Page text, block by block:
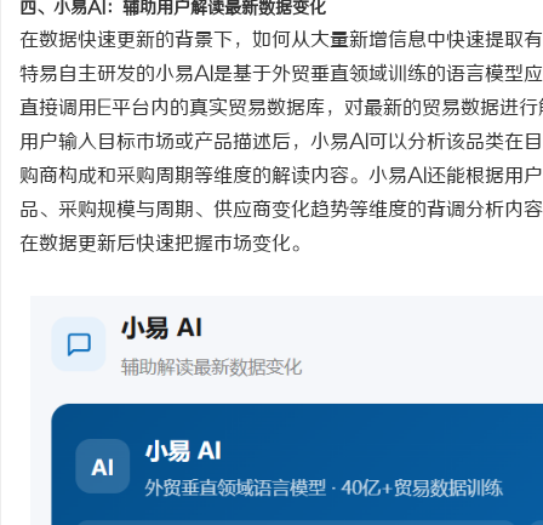
四、小易AI：辅助用户解读最新数据变化
在数据快速更新的背景下，如何从大量新增信息中快速提取
特易自主研发的小易AI是基于外贸垂直领域训练的语言模型
直接调用E平台内的真实贸易数据库，对最新的贸易数据进
用户输入目标市场或产品描述后，小易AI可以分析该品类在
购商构成和采购周期等维度的解读内容。小易AI还能根据用
品、采购规模与周期、供应商变化趋势等维度的背调分析内
在数据更新后快速把握市场变化。